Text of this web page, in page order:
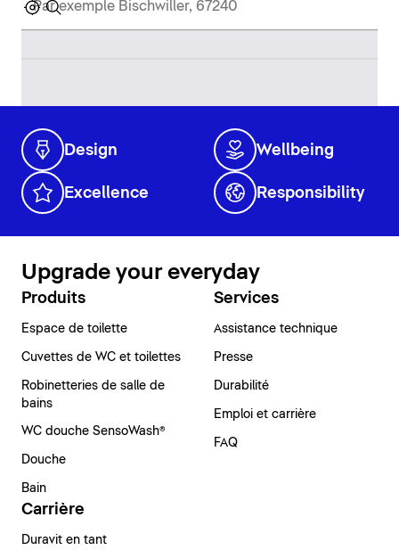
Design Wellbeing
Excellence Responsibility
Upgrade your everyday
Produits
Espace de toilette
Cuvettes de WC et toilettes
Robinetteries de salle de
bains
WC douche SensoWash®
Douche
Bain
Services
Assistance technique
Presse
Durabilité
Emploi et carrière
FAQ
Carrière
Duravit en tant